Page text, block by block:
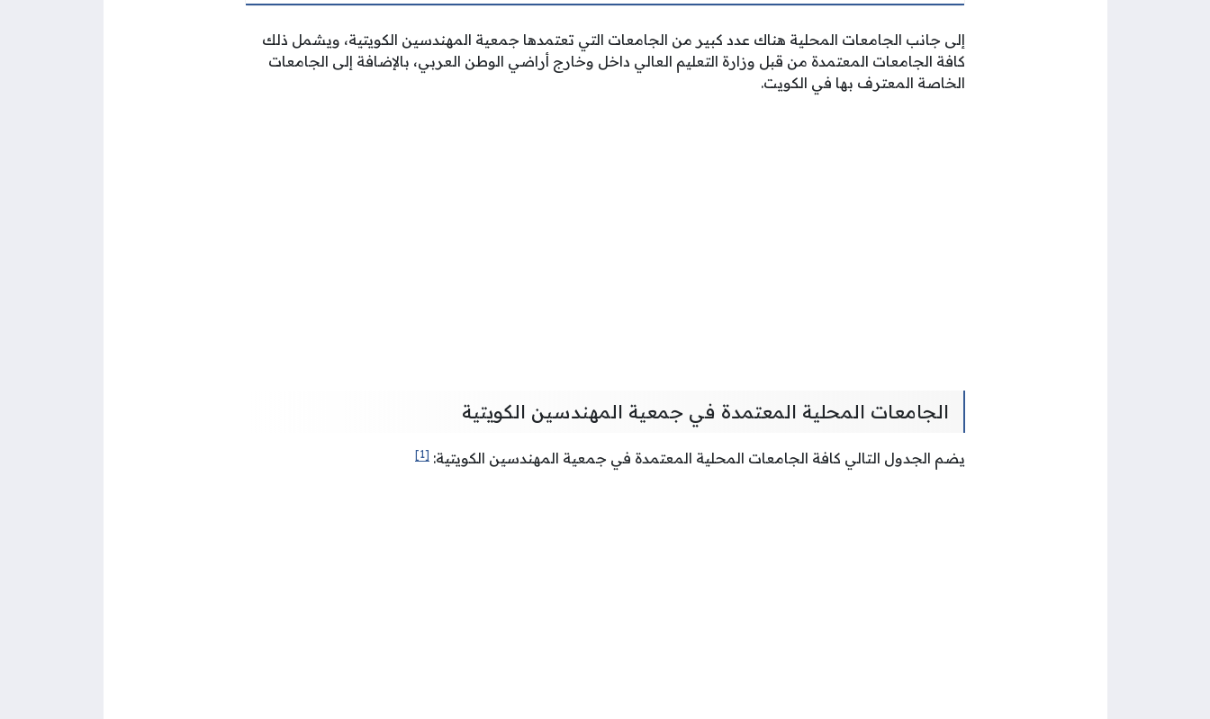
إلى جانب الجامعات المحلية هناك عدد كبير من الجامعات التي تعتمدها جمعية المهندسين الكويتية، ويشمل ذلك
كافة الجامعات المعتمدة من قبل وزارة التعليم العالي داخل وخارج أراضي الوطن العربي، بالإضافة إلى الجامعات
الخاصة المعترف بها في الكويت.
الجامعات المحلية المعتمدة في جمعية المهندسين الكويتية
يضم الجدول التالي كافة الجامعات المحلية المعتمدة في جمعية المهندسين الكويتية: [1]